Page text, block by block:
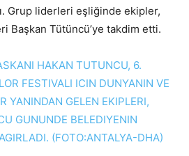
Grup liderleri eşliğinde ekipler,
Başkan Tütüncü’ye takdim etti.